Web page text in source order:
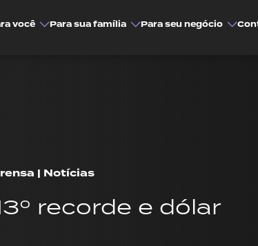
você Para sua família Para seu negócio
| Notícias
recorde e dólar